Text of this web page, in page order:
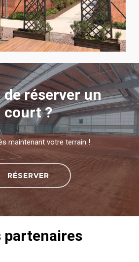
de réserver un
court ?
maintenant votre terrain !
RÉSERVER
partenaires